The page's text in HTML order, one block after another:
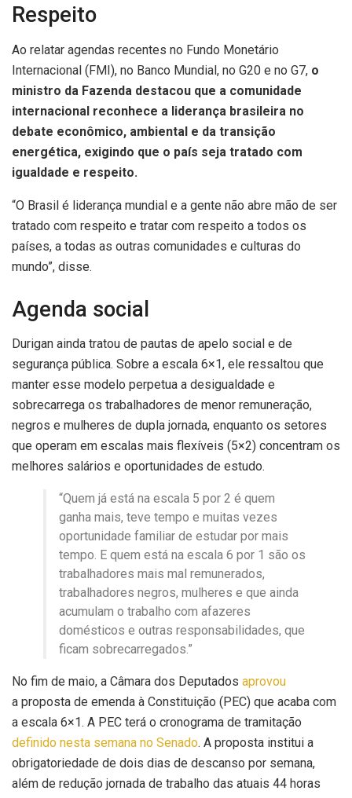
Respeito
Ao relatar agendas recentes no Fundo Monetário
Internacional (FMI), no Banco Mundial, no G20 e no G7, o
ministro da Fazenda destacou que a comunidade
internacional reconhece a liderança brasileira no
debate econômico, ambiental e da transição
energética, exigindo que o país seja tratado com
igualdade e respeito.
“O Brasil é liderança mundial e a gente não abre mão de ser
tratado com respeito e tratar com respeito a todos os
países, a todas as outras comunidades e culturas do
mundo”, disse.
Agenda social
Durigan ainda tratou de pautas de apelo social e de
segurança pública. Sobre a escala 6×1, ele ressaltou que
manter esse modelo perpetua a desigualdade e
sobrecarrega os trabalhadores de menor remuneração,
negros e mulheres de dupla jornada, enquanto os setores
que operam em escalas mais flexíveis (5×2) concentram os
melhores salários e oportunidades de estudo.
“Quem já está na escala 5 por 2 é quem
ganha mais, teve tempo e muitas vezes
oportunidade familiar de estudar por mais
tempo. E quem está na escala 6 por 1 são os
trabalhadores mais mal remunerados,
trabalhadores negros, mulheres e que ainda
acumulam o trabalho com afazeres
domésticos e outras responsabilidades, que
ficam sobrecarregados.”
No fim de maio, a Câmara dos Deputados aprovou
a proposta de emenda à Constituição (PEC) que acaba com
a escala 6×1. A PEC terá o cronograma de tramitação
definido nesta semana no Senado. A proposta institui a
obrigatoriedade de dois dias de descanso por semana,
além de redução jornada de trabalho das atuais 44 horas